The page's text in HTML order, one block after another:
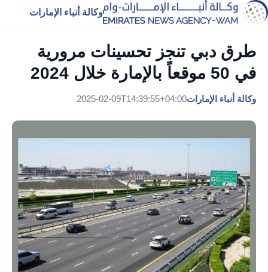
وكالة أنباء الإمارات
طرق دبي تنجز تحسينات مرورية
في 50 موقعاً بالإمارة خلال 2024
وكالة أنباء الإمارات2025-02-09T14:39:55+04:00